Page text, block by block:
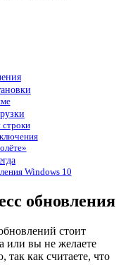
строки
Windows 10
обновления
стоит
или вы не желаете
так как считаете, что